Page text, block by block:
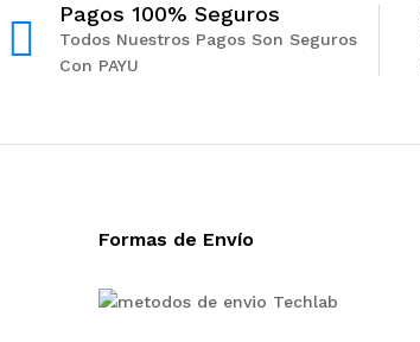
Pagos 100% Seguros
Todos Nuestros Pagos Son Seguros
Con PAYU
Formas de Envío